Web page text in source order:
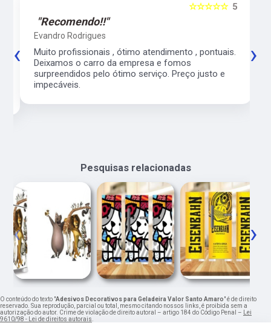
5
☆☆☆☆☆
"Recomendo!!"
Evandro Rodrigues
Muito profissionais , ótimo atendimento , pontuais.
Deixamos o carro da empresa e fomos
surpreendidos pelo ótimo serviço. Preço justo e
impecáveis.
‹ ›
Pesquisas relacionadas
‹ ›
O conteúdo do texto "Adesivos Decorativos para Geladeira Valor Santo Amaro" é de direito
reservado. Sua reprodução, parcial ou total, mesmo citando nossos links, é proibida sem a
autorização do autor. Crime de violação de direito autoral – artigo 184 do Código Penal –
Lei
9610/98 - Lei de direitos autorais